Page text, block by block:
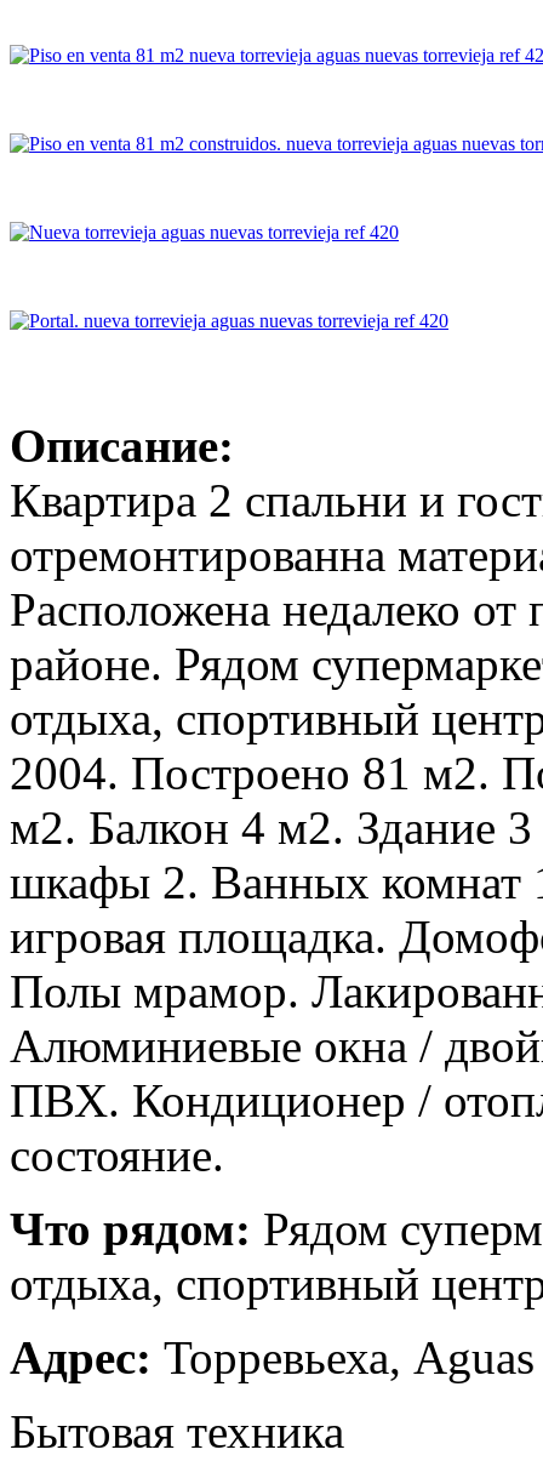
Описание:
Квартира 2 спальни и
отремонтированна
Расположена недалеко
районе. Рядом
отдыха, спортивный
2004. Построено 81 м2.
м2. Балкон 4 м2. Здание
шкафы 2. Ванных комнат
игровая площадка.
Полы мрамор.
Алюминиевые окна /
ПВХ. Кондиционер /
состояние.
Что рядом: Рядом
отдыха, спортивный
Адрес: Торревьеха,
Бытовая техника